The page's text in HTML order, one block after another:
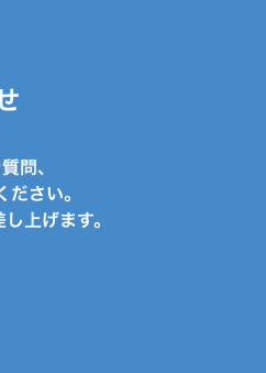
問、
さい。
上げます。